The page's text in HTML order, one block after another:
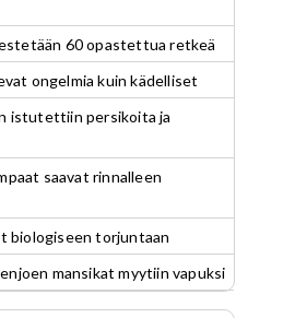
60 opastettua retkeä
ongelmia kuin kädelliset
istutettiin persikoita ja
saavat rinnalleen
biologiseen torjuntaan
mansikat myytiin vapuksi